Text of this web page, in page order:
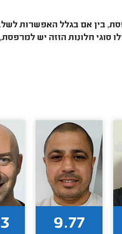
בין אם בגלל האפשרות
סוגי חלונות הזזה יש
9.77